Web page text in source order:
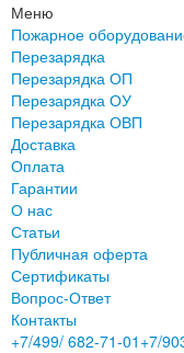
Меню
Пожарное
Перезарядка
Перезарядка ОП
Перезарядка ОУ
Перезарядка ОВП
Доставка
Оплата
Гарантии
О нас
Статьи
Публичная оферта
Сертификаты
Вопрос-Ответ
Контакты
+7/499/ 682-71-01 +7/